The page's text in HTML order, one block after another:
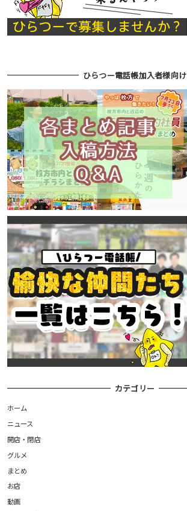
ひらつー電話帳加入者様向け
カテゴリー
ホーム
ニュース
開店・閉店
グルメ
まとめ
お店
動画